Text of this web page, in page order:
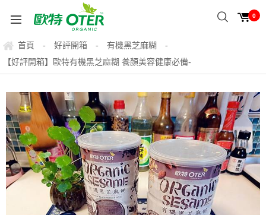
0
首頁 - 好評開箱 - 有機黑芝麻糊 -
【好評開箱】歐特有機黑芝麻糊 養顏美容健康必備-